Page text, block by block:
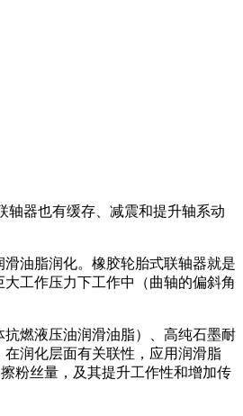
轴器也有缓存、减震和提升轴系动
油脂润化。橡胶轮胎式联轴器就是
工作压力下工作中（曲轴的偏斜角
燃液压油润滑油脂）、高纯石墨耐
润化层面有关联性，应用润滑脂
粉丝量，及其提升工作性和增加传